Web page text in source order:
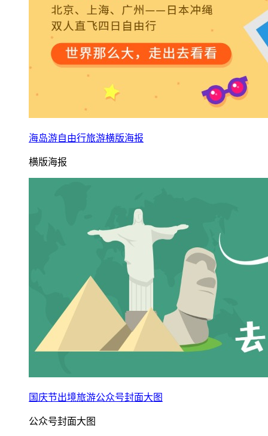
海岛游自由行旅游横版海报
横版海报
国庆节出境旅游公众号封面大图
公众号封面大图